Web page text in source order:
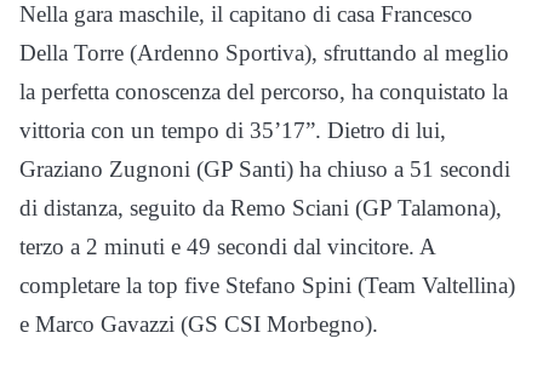
Nella gara maschile, il capitano di casa Francesco
Della Torre (Ardenno Sportiva), sfruttando al meglio
la perfetta conoscenza del percorso, ha conquistato la
vittoria con un tempo di 35’17”. Dietro di lui,
Graziano Zugnoni (GP Santi) ha chiuso a 51 secondi
di distanza, seguito da Remo Sciani (GP Talamona),
terzo a 2 minuti e 49 secondi dal vincitore. A
completare la top five Stefano Spini (Team Valtellina)
e Marco Gavazzi (GS CSI Morbegno).